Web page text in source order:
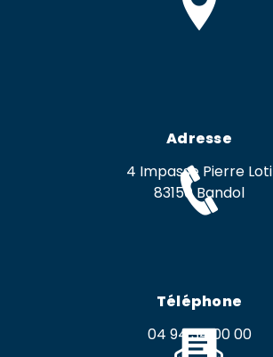
Adresse
4 Impasse Pierre Loti
83150 Bandol
Téléphone
04 94 34 00 00